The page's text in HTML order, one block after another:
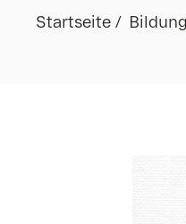
Startseite